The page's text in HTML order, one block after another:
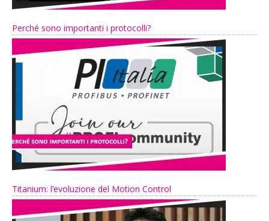
Perché sono importanti i protocolli?
Titanium: l’evoluzione del Motion Control